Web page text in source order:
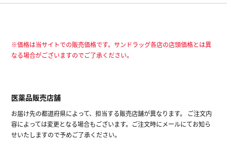
※価格は当サイトでの販売価格です。サンドラッグ各店の店頭価格とは異
なる場合がございますのでご了承ください。
医薬品販売店舗
お届け先の都道府県によって、担当する販売店舗が異なります。 ご注文内
容によっては変更となる場合もございます。ご注文時にメールにてお知ら
せいたしますので予めご了承ください。